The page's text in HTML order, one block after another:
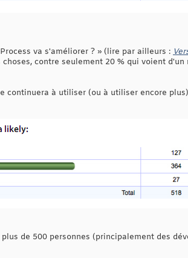
va s'améliorer ? » (lire par ailleurs :
contre seulement 20 % qui voient
continuera à utiliser (ou à utiliser encore
de 500 personnes (principalement des